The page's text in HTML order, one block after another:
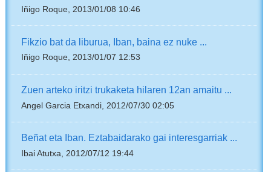
Iñigo Roque, 2013/01/08 10:46
Fikzio bat da liburua, Iban, baina ez nuke ...
Iñigo Roque, 2013/01/07 12:53
Zuen arteko iritzi trukaketa hilaren 12an amaitu ...
Angel Garcia Etxandi, 2012/07/30 02:05
Beñat eta Iban. Eztabaidarako gai interesgarriak ...
Ibai Atutxa, 2012/07/12 19:44